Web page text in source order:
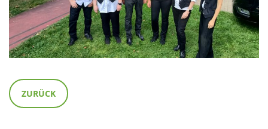
ZURÜCK